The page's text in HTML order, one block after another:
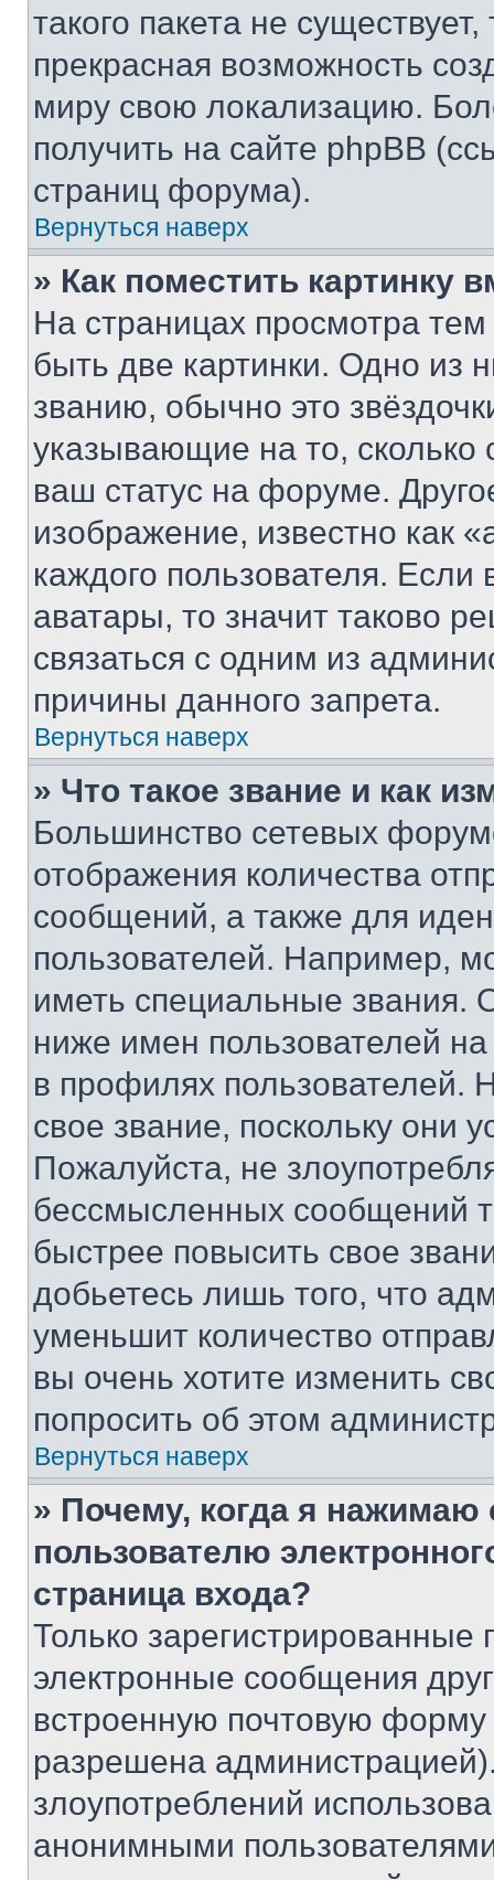
такого пакета не
прекрасная возможность
миру свою локализацию.
получить на сайте phpBB
страниц форума).
Вернуться наверх
» Как поместить картинку
На страницах просмотра
быть две картинки. Одно из
званию, обычно это
указывающие на то,
ваш статус на форуме.
изображение, известно как
каждого пользователя.
аватары, то значит таково
связаться с одним из
причины данного запрета.
Вернуться наверх
» Что такое звание и как
Большинство сетевых
отображения количества
сообщений, а также для
пользователей. Например,
иметь специальные звания.
ниже имен пользователей
в профилях
свое звание, поскольку они
Пожалуйста, не
бессмысленных сообщений
быстрее повысить свое
добьетесь лишь того, что
уменьшит количество
вы очень хотите изменить
попросить об этом
Вернуться наверх
» Почему, когда я нажимаю
пользователю
страница входа?
Только зарегистрированные
электронные сообщения
встроенную почтовую
разрешена
злоупотреблений
анонимными